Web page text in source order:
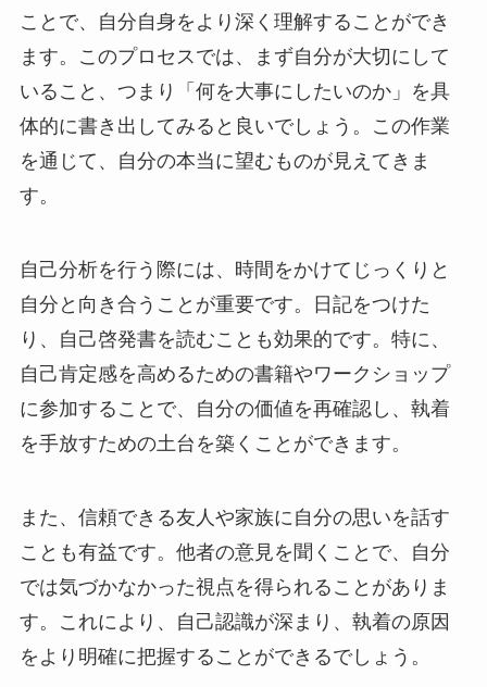
ことで、自分自身をより深く理解することができ
ます。このプロセスでは、まず自分が大切にして
いること、つまり「何を大事にしたいのか」を具
体的に書き出してみると良いでしょう。この作業
を通じて、自分の本当に望むものが見えてきま
す。
自己分析を行う際には、時間をかけてじっくりと
自分と向き合うことが重要です。日記をつけた
り、自己啓発書を読むことも効果的です。特に、
自己肯定感を高めるための書籍やワークショップ
に参加することで、自分の価値を再確認し、執着
を手放すための土台を築くことができます。
また、信頼できる友人や家族に自分の思いを話す
ことも有益です。他者の意見を聞くことで、自分
では気づかなかった視点を得られることがありま
す。これにより、自己認識が深まり、執着の原因
をより明確に把握することができるでしょう。